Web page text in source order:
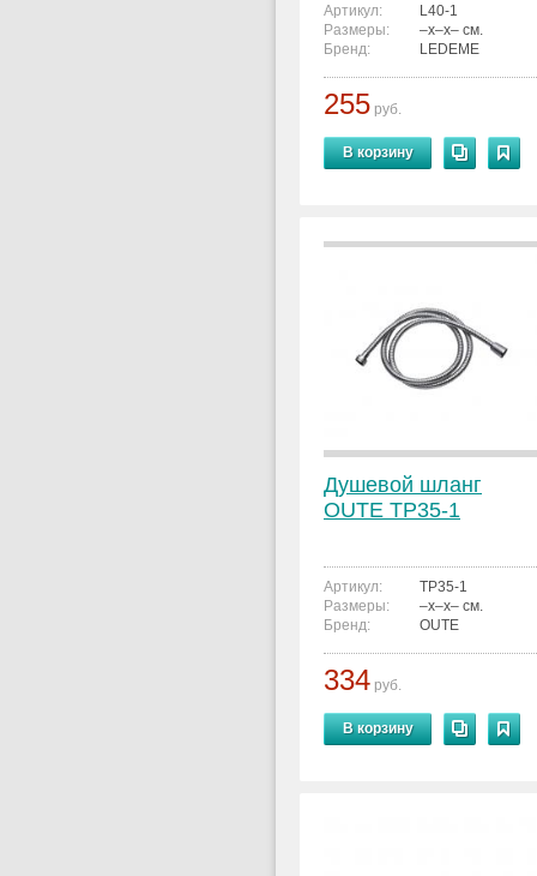
Артикул:
L40-1
Размеры:
–x–x– см.
Бренд:
LEDEME
255 руб.
В корзину
Душевой шланг
OUTE TP35-1
Артикул:
TP35-1
Размеры:
–x–x– см.
Бренд:
OUTE
334 руб.
В корзину